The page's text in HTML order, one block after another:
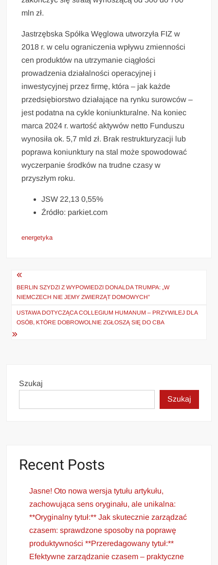
mln zł.
Jastrzębska Spółka Węglowa utworzyła FIZ w
2018 r. w celu ograniczenia wpływu zmienności
cen produktów na utrzymanie ciągłości
prowadzenia działalności operacyjnej i
inwestycyjnej przez firmę, która – jak każde
przedsiębiorstwo działające na rynku surowców –
jest podatna na cykle koniunkturalne. Na koniec
marca 2024 r. wartość aktywów netto Funduszu
wynosiła ok. 5,7 mld zł. Brak restrukturyzacji lub
poprawa koniunktury na stal może spowodować
wyczerpanie środków na trudne czasy w
przyszłym roku.
JSW 22,13 0,55%
Źródło: parkiet.com
energetyka
Nawigacja
wpisu
BERLIN SZYDZI Z WYPOWIEDZI DONALDA TRUMPA: „W
NIEMCZECH NIE JEMY ZWIERZĄT DOMOWYCH”
USTAWA DOTYCZĄCA COLLEGIUM HUMANUM – PRZYWILEJ DLA
OSÓB, KTÓRE DOBROWOLNIE ZGŁOSZĄ SIĘ DO CBA
Szukaj
Szukaj
Recent Posts
Jasne! Oto nowa wersja tytułu artykułu,
zachowująca sens oryginału, ale unikalna:
**Oryginalny tytuł:** Jak skutecznie zarządzać
czasem: sprawdzone sposoby na poprawę
produktywności **Przeredagowany tytuł:**
Efektywne zarządzanie czasem – praktyczne